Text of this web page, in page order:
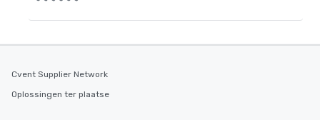
Cvent Supplier Network
Oplossingen ter plaatse